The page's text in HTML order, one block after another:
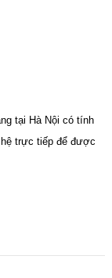
tại Hà Nội có tính
trực tiếp để được